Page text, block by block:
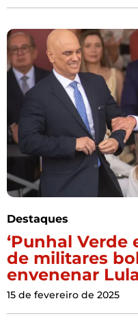
Destaques
‘Punhal Verde
de militares
envenenar
15 de fevereiro de 2025